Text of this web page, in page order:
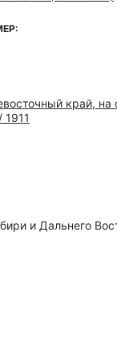
край, на
и Дальнего